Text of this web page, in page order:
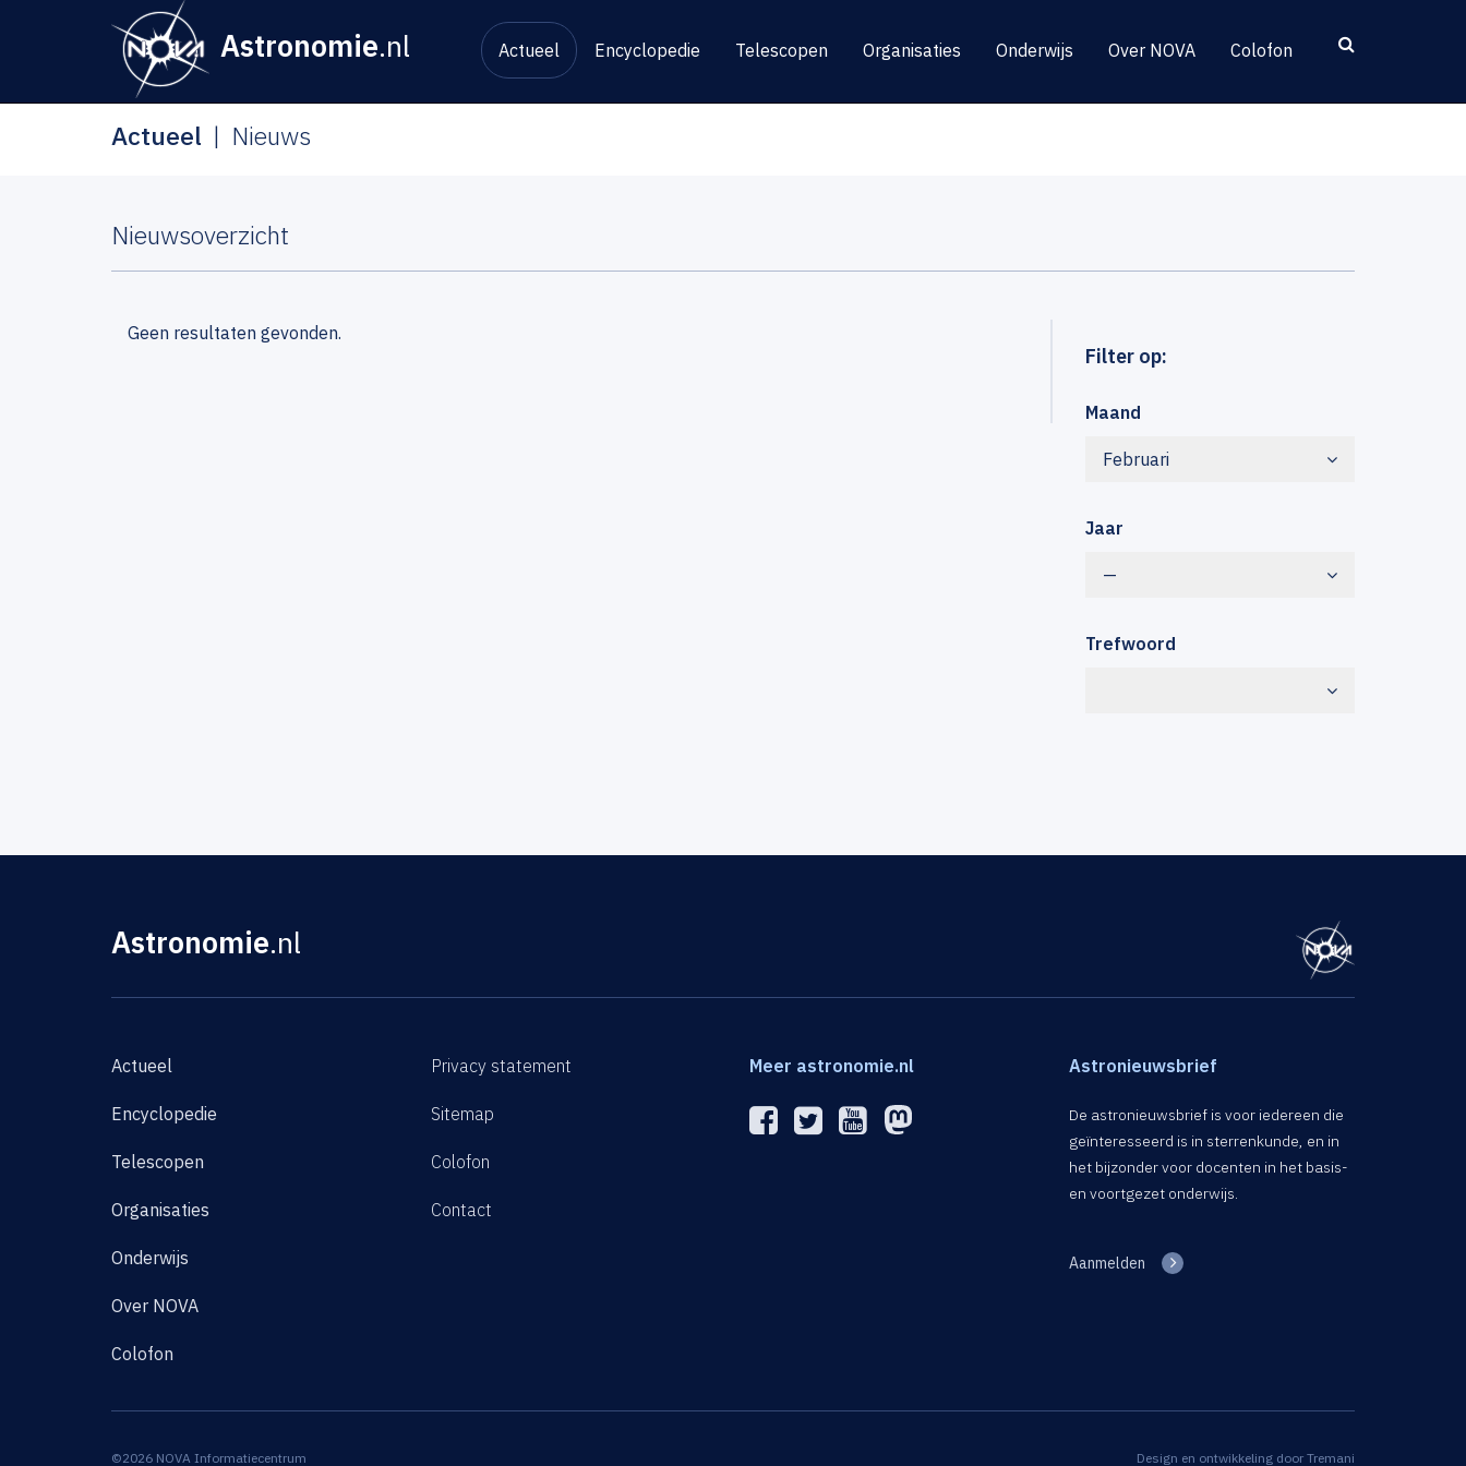
Astronomie.nl Actueel Encyclopedie Telescopen Organisaties Onderwijs Over NOVA Colofon
Actueel Nieuws
Nieuwsoverzicht
Filter op:
Maand
Februari
Jaar
—
Trefwoord
Geen resultaten gevonden.
Astronomie.nl
Actueel
Encyclopedie
Telescopen
Organisaties
Onderwijs
Over NOVA
Colofon
Privacy statement
Sitemap
Colofon
Contact
Meer astronomie.nl Astronieuwsbrief
De astronieuwsbrief is voor iedereen die
geïnteresseerd is in sterrenkunde, en in
het bijzonder voor docenten in het basis-
en voortgezet onderwijs.
Aanmelden
©2026 NOVA Informatiecentrum Design en ontwikkeling door Tremani